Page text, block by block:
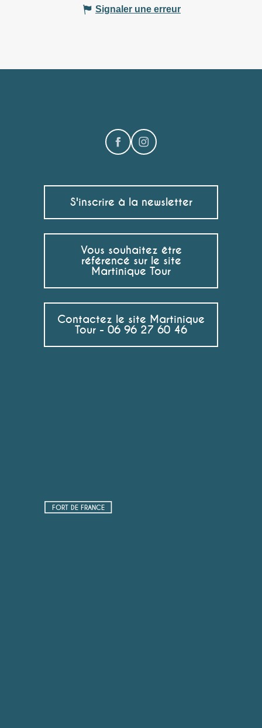
Signaler une erreur
S'inscrire à la newsletter
Vous souhaitez être
référencé sur le site
Martinique Tour
Contactez le site Martinique
Tour - 06 96 27 60 46
FORT DE FRANCE